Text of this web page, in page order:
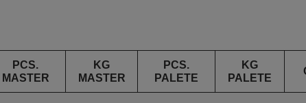
PCS.
MASTER
KG
MASTER
PCS.
PALETE
KG
PALETE